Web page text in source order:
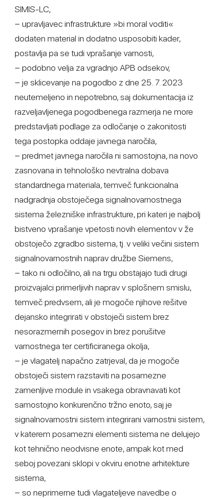
SIMIS-LC,
− upravljavec infrastrukture »bi moral voditi«
dodaten material in dodatno usposobiti kader,
postavlja pa se tudi vprašanje varnosti,
− podobno velja za vgradnjo APB odsekov,
− je sklicevanje na pogodbo z dne 25. 7. 2023
neutemeljeno in nepotrebno, saj dokumentacija iz
razveljavljenega pogodbenega razmerja ne more
predstavljati podlage za odločanje o zakonitosti
tega postopka oddaje javnega naročila,
− predmet javnega naročila ni samostojna, na novo
zasnovana in tehnološko nevtralna dobava
standardnega materiala, temveč funkcionalna
nadgradnja obstoječega signalnovarnostnega
sistema železniške infrastrukture, pri kateri je najbolj
bistveno vprašanje vpetosti novih elementov v že
obstoječo zgradbo sistema, tj. v veliki večini sistem
signalnovarnostnih naprav družbe Siemens,
− tako ni odločilno, ali na trgu obstajajo tudi drugi
proizvajalci primerljivih naprav v splošnem smislu,
temveč predvsem, ali je mogoče njihove rešitve
dejansko integrirati v obstoječi sistem brez
nesorazmernih posegov in brez porušitve
varnostnega ter certificiranega okolja,
− je vlagatelj napačno zatrjeval, da je mogoče
obstoječi sistem razstaviti na posamezne
zamenljive module in vsakega obravnavati kot
samostojno konkurenčno tržno enoto, saj je
signalnovarnostni sistem integrirani varnostni sistem,
v katerem posamezni elementi sistema ne delujejo
kot tehnično neodvisne enote, ampak kot med
seboj povezani sklopi v okviru enotne arhitekture
sistema,
− so neprimerne tudi vlagateljeve navedbe o